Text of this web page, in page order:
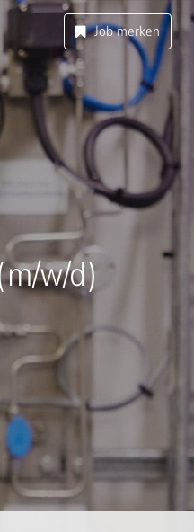
w/d)
Job merken